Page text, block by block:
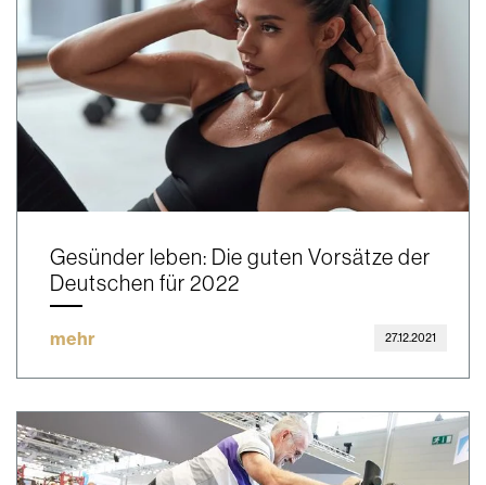
Gesünder leben: Die guten Vorsätze der
Deutschen für 2022
mehr 27.12.2021